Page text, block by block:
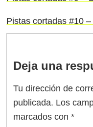
Pistas cortadas #10
Deja una
Tu dirección de
publicada. Los
marcados con*